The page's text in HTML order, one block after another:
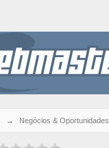
→ Negócios & Oportunidades